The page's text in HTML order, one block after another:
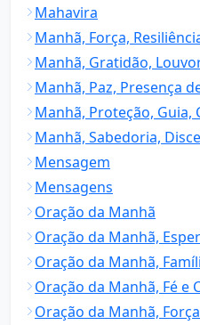
Mahavira
Manhã, Força,
Manhã, Gratidão,
Manhã, Paz, Presença
Manhã, Proteção, Guia,
Manhã, Sabedoria,
Mensagem
Mensagens
Oração da Manhã
Oração da Manhã,
Oração da Manhã,
Oração da Manhã, Fé e
Oração da Manhã,